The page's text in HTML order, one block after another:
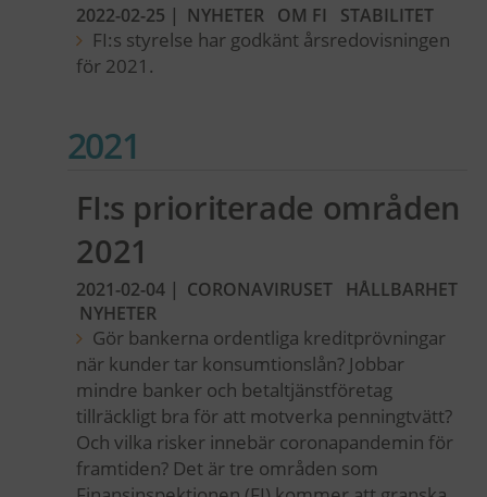
2022-02-25 | NYHETER OM FI STABILITET
FI:s styrelse har godkänt årsredovisningen
för 2021.
2021
FI:s prioriterade områden
2021
2021-02-04 | CORONAVIRUSET
HÅLLBARHET
NYHETER
Gör bankerna ordentliga kreditprövningar
när kunder tar konsumtionslån? Jobbar
mindre banker och betaltjänstföretag
tillräckligt bra för att motverka penningtvätt?
Och vilka risker innebär coronapandemin för
framtiden? Det är tre områden som